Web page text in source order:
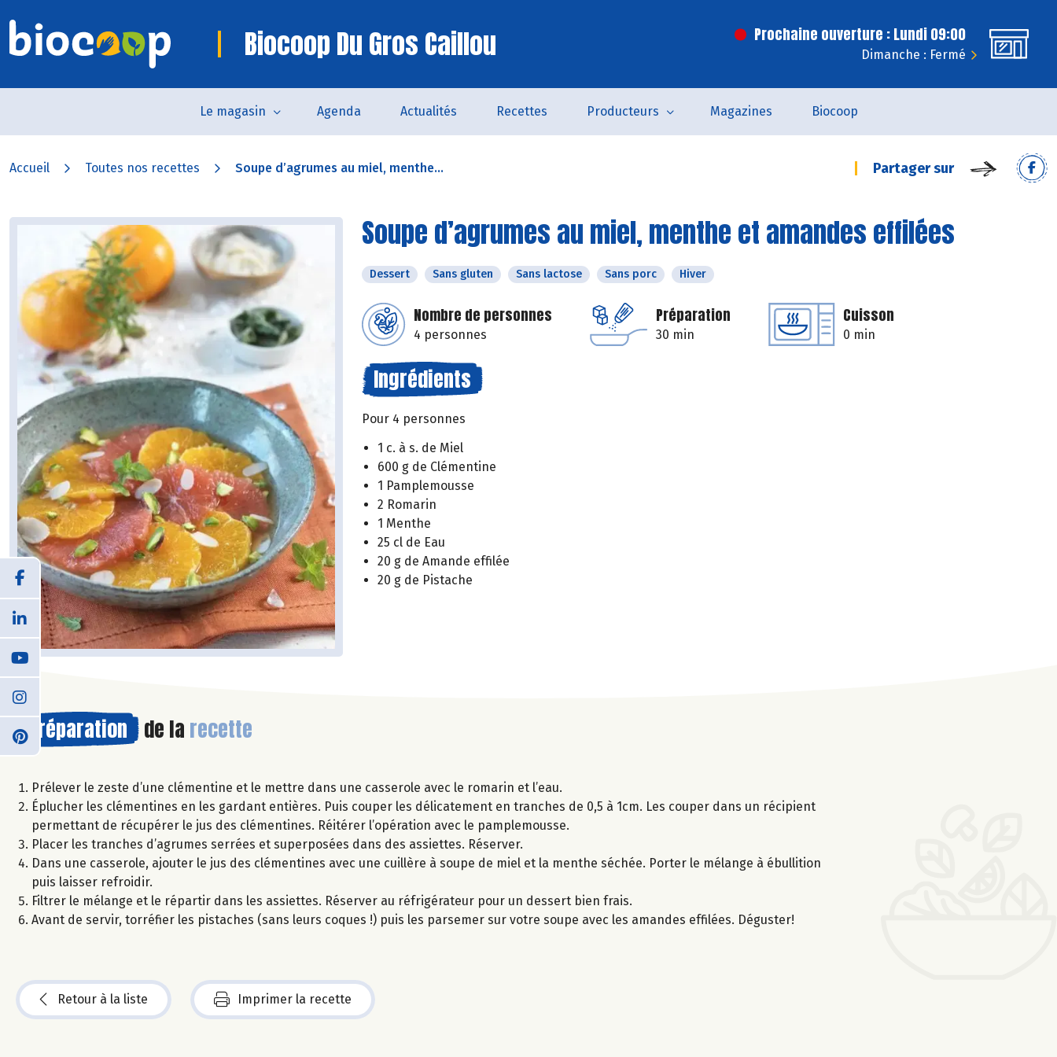
Biocoop Du Gros Caillou Prochaine ouverture : Lundi 09:00
Dimanche : Fermé
Le magasin Agenda Actualités Recettes Producteurs Magazines Biocoop
Accueil Toutes nos recettes Soupe d’agrumes au miel, menthe... Partager sur
Soupe d’agrumes au miel, menthe et amandes effilées
Dessert Sans gluten Sans lactose Sans porc Hiver
Nombre de personnes
4 personnes
Préparation
30 min
Cuisson
0 min
Ingrédients
Pour 4 personnes
1 c. à s. de Miel
600 g de Clémentine
1 Pamplemousse
2 Romarin
1 Menthe
25 cl de Eau
20 g de Amande effilée
20 g de Pistache
Préparation de la recette
Prélever le zeste d’une clémentine et le mettre dans une casserole avec le romarin et l’eau.
Éplucher les clémentines en les gardant entières. Puis couper les délicatement en tranches de 0,5 à 1cm. Les couper dans un récipient
permettant de récupérer le jus des clémentines. Réitérer l’opération avec le pamplemousse.
Placer les tranches d’agrumes serrées et superposées dans des assiettes. Réserver.
Dans une casserole, ajouter le jus des clémentines avec une cuillère à soupe de miel et la menthe séchée. Porter le mélange à ébullition
puis laisser refroidir.
Filtrer le mélange et le répartir dans les assiettes. Réserver au réfrigérateur pour un dessert bien frais.
Avant de servir, torréfier les pistaches (sans leurs coques !) puis les parsemer sur votre soupe avec les amandes effilées. Déguster!
Retour à la liste Imprimer la recette